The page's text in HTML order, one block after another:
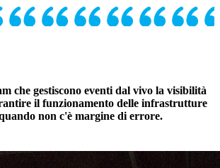
che gestiscono eventi dal vivo la visibilità
il funzionamento delle infrastrutture
non c'è margine di errore.